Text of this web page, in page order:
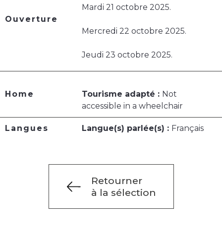
Ouverture
Mardi 21 octobre 2025.
Mercredi 22 octobre 2025.
Jeudi 23 octobre 2025.
Home Tourisme adapté : Not
accessible in a wheelchair
Langues Langue(s) parlée(s) : Français
Retourner
à la sélection